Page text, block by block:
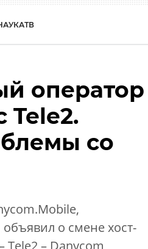
ТВ
оператор
Tele2.
со
о сме­не хост-
Tele2 – Danycom